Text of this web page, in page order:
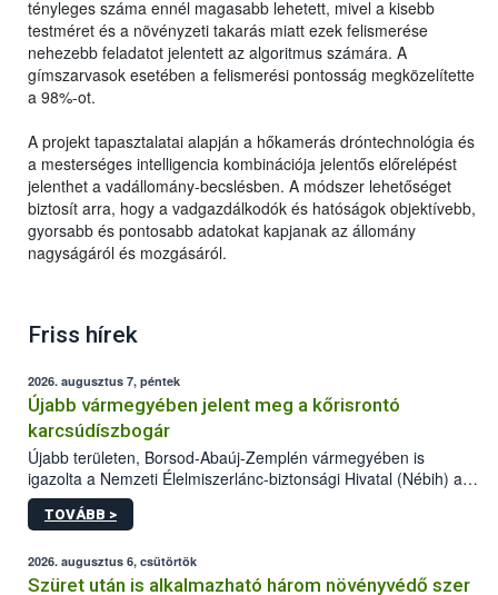
tényleges száma ennél magasabb lehetett, mivel a kisebb
testméret és a növényzeti takarás miatt ezek felismerése
nehezebb feladatot jelentett az algoritmus számára. A
gímszarvasok esetében a felismerési pontosság megközelítette
a 98%-ot.
A projekt tapasztalatai alapján a hőkamerás dróntechnológia és
a mesterséges intelligencia kombinációja jelentős előrelépést
jelenthet a vadállomány-becslésben. A módszer lehetőséget
biztosít arra, hogy a vadgazdálkodók és hatóságok objektívebb,
gyorsabb és pontosabb adatokat kapjanak az állomány
nagyságáról és mozgásáról.
Friss hírek
2026. augusztus 7, péntek
Újabb vármegyében jelent meg a kőrisrontó
karcsúdíszbogár
Újabb területen, Borsod-Abaúj-Zemplén vármegyében is
igazolta a Nemzeti Élelmiszerlánc-biztonsági Hivatal (Nébih) a
kőrisrontó karcsúdíszbogár (Agrilus planipennis) jelenlétét. A
kártevőt nem csak színcsapdában találták meg, de már fertőzött
az intenzív felderítést, emellett az intézkedéseket a szlovák
hatósággal is összehangolják a terjedés megállítása érdekében.
TOVÁBB >
2026. augusztus 6, csütörtök
Szüret után is alkalmazható három növényvédő szer